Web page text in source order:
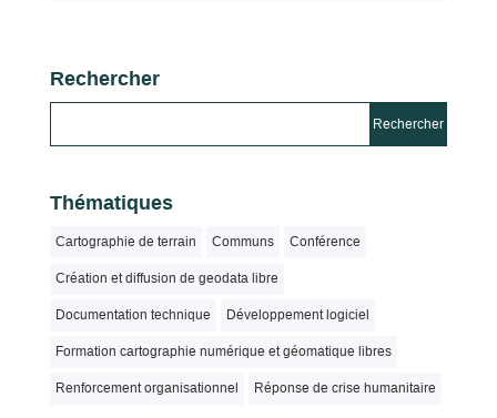
Rechercher
Thématiques
Cartographie de terrain Communs Conférence
Création et diffusion de geodata libre
Documentation technique Développement logiciel
Formation cartographie numérique et géomatique libres
Renforcement organisationnel Réponse de crise humanitaire